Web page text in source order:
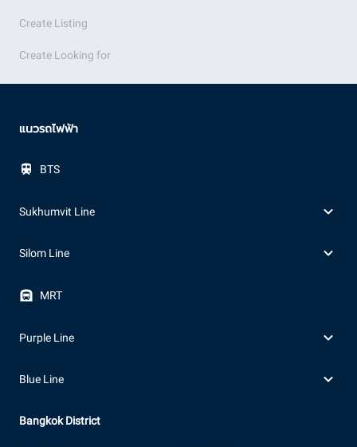
Create Listing
Create Looking for
แนวรถไฟฟ้า
BTS
Sukhumvit Line
Silom Line
MRT
Purple Line
Blue Line
Bangkok District